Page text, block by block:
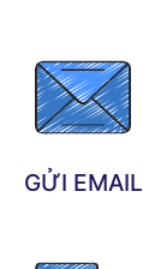
GỬI EMAIL